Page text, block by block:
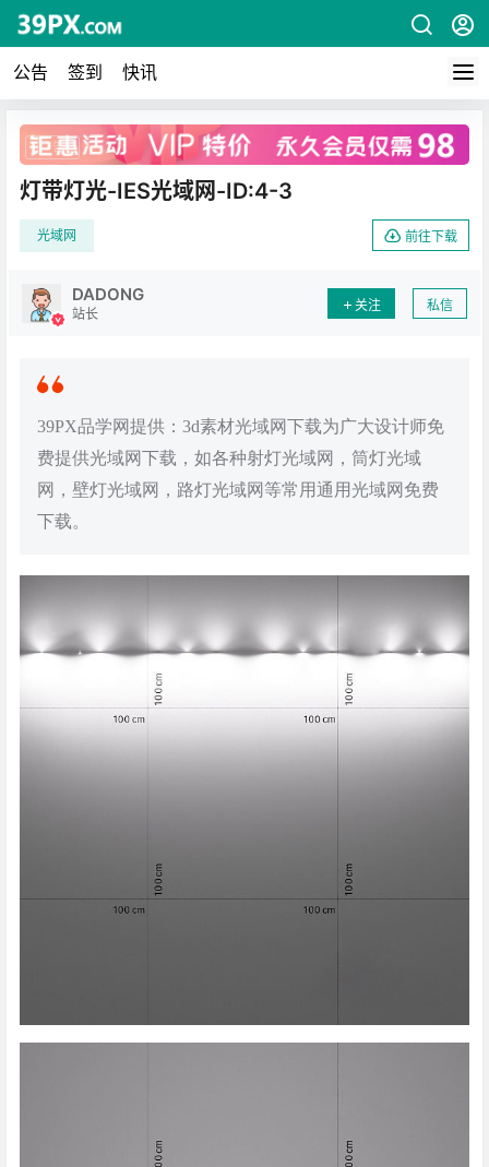
公告 签到 快讯
广告
灯带灯光-IES光域网-ID:4-3
光域网 前往下载
DADONG
站长
关注 私信
39PX品学网提供：3d素材光域网下载为广大设计师免
费提供光域网下载，如各种射灯光域网，筒灯光域
网，壁灯光域网，路灯光域网等常用通用光域网免费
下载。